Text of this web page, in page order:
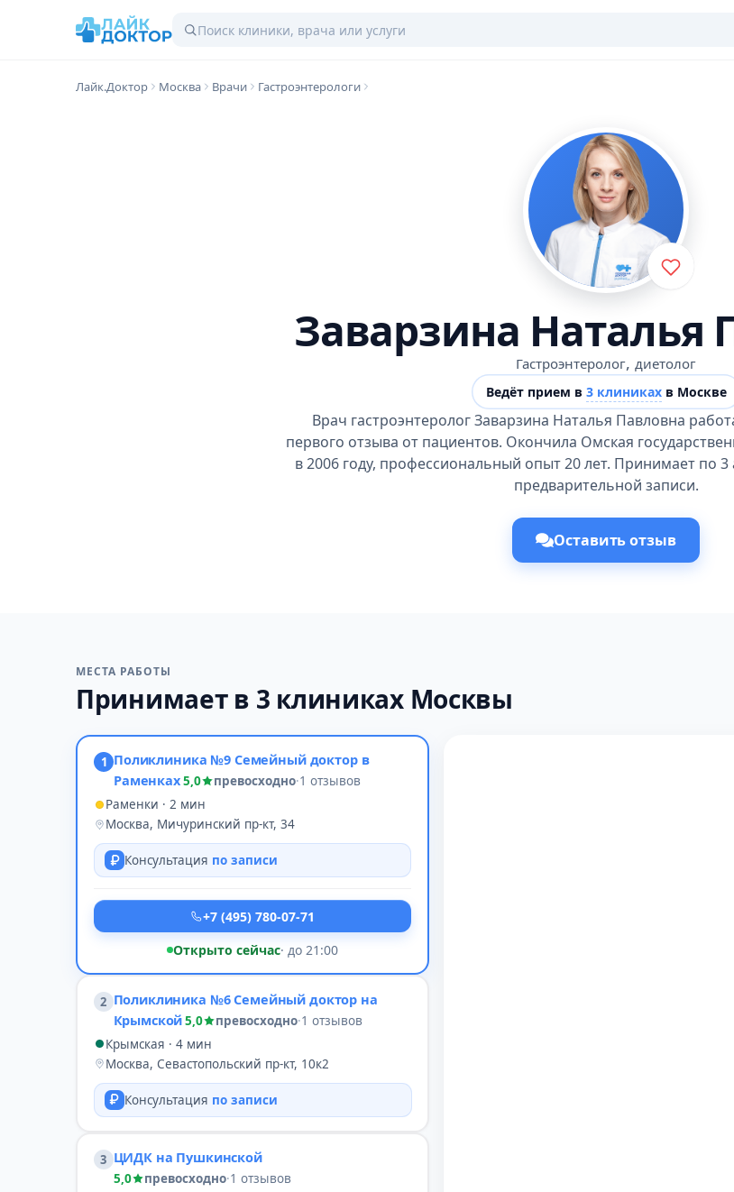
Лайк.Доктор Москва Врачи Гастроэнтерологи
Заварзина Наталья
Гастроэнтеролог, диетолог
Ведёт прием в 3 клиникахв Москве
Врач гастроэнтеролог Заварзина Наталья Павловна
первого отзыва от пациентов. Окончила Омская
в 2006 году, профессиональный опыт 20 лет. Принимает по 3
предварительной записи.
Оставить отзыв
МЕСТА РАБОТЫ
Принимает в 3 клиниках Москвы
1 Поликлиника №9 Семейный доктор в
Раменках5,0 превосходно·1 отзывов
Раменки · 2 мин
Москва, Мичуринский пр-кт, 34
Консультация по записи
+7 (495) 780-07-71
Открыто сейчас· до 21:00
2 Поликлиника №6 Семейный доктор на
Крымской5,0 превосходно·1 отзывов
Крымская · 4 мин
Москва, Севастопольский пр-кт, 10к2
Консультация по записи
3 ЦИДК на Пушкинской
5,0 превосходно·1 отзывов